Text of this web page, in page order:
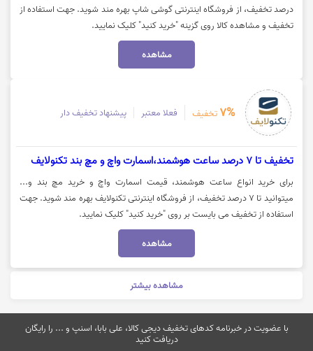
درصد تخفیف، از فروشگاه اینترنتی گوشی شاپ بهره مند شوید. جهت استفاده از
تخفیف و مشاهده کالا روی گزینه "خرید کنید" کلیک نمایید.
مشاهده
7% تخفیف فعلا معتبر پیشنهاد تخفیف دار
تخفیف تا 7 درصد ساعت هوشمند،اسمارت واچ و مچ بند تکنولایف
برای خرید انواع ساعت هوشمند، قیمت اسمارت واچ و خرید مچ بند و...
میتوانید تا 7 درصد تخفیف، از فروشگاه اینترنتی تکنولایف بهره مند شوید. جهت
استفاده از تخفیف می بایست بر روی "خرید کنید" کلیک نمایید.
مشاهده
مشاهده بیشتر
با عضویت در خبرنامه کدهای تخفیف دیجی کالا، علی بابا، اسنپ و ... را رایگان
دریافت کنید